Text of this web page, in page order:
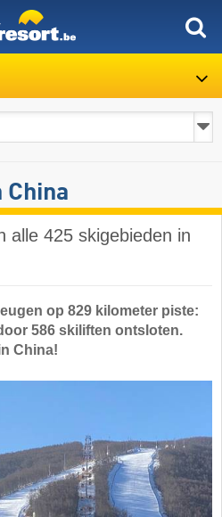
China
alle 425 skigebieden in
op 829 kilometer piste:
586 skiliften ontsloten.
China!